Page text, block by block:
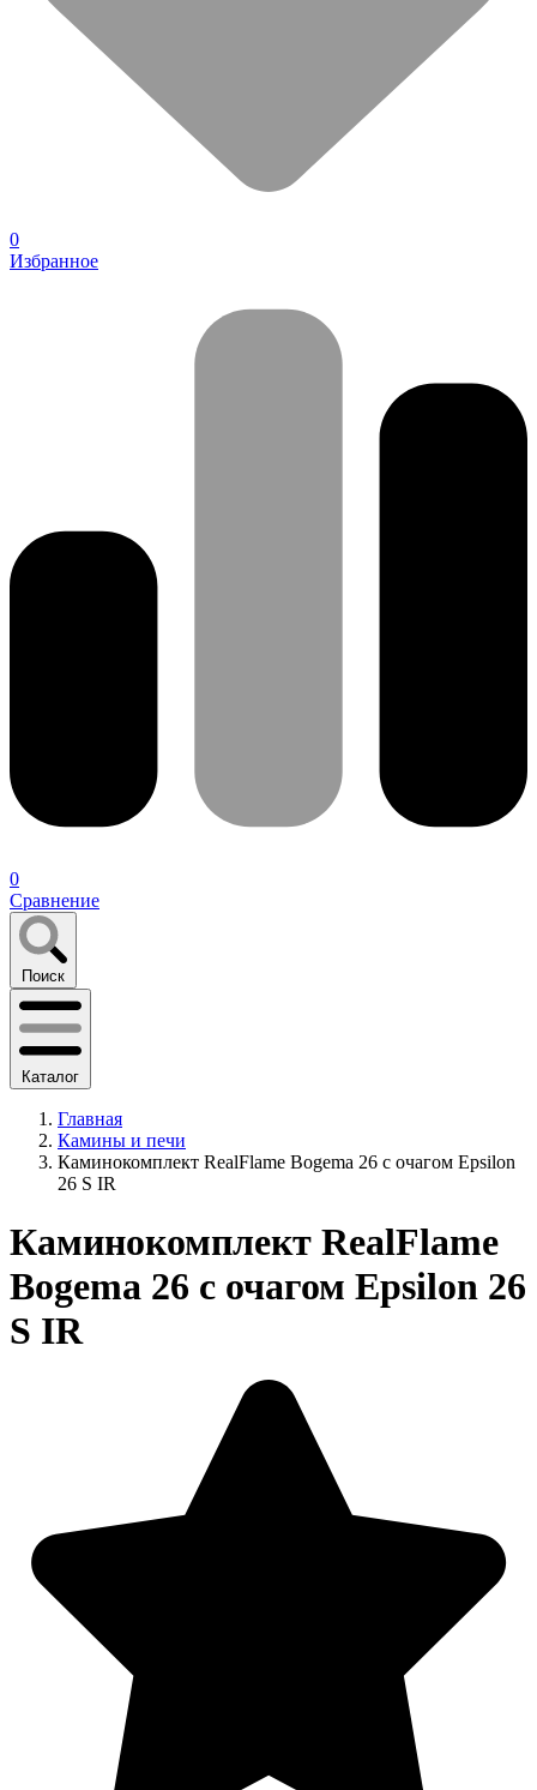
0
Избранное
0
Сравнение
Поиск
Каталог
Главная
Камины и печи
Каминокомплект RealFlame Bogema 26 с очагом Epsilon
26 S IR
Каминокомплект RealFlame
Bogema 26 с очагом Epsilon 26
S IR